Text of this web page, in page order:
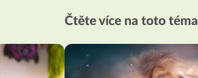
Čtěte více na toto téma